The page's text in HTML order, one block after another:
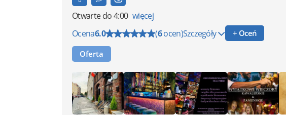
Otwartedo 4:00 więcej
Ocena6.0 (6ocen)Szczegóły + Oceń
Oferta